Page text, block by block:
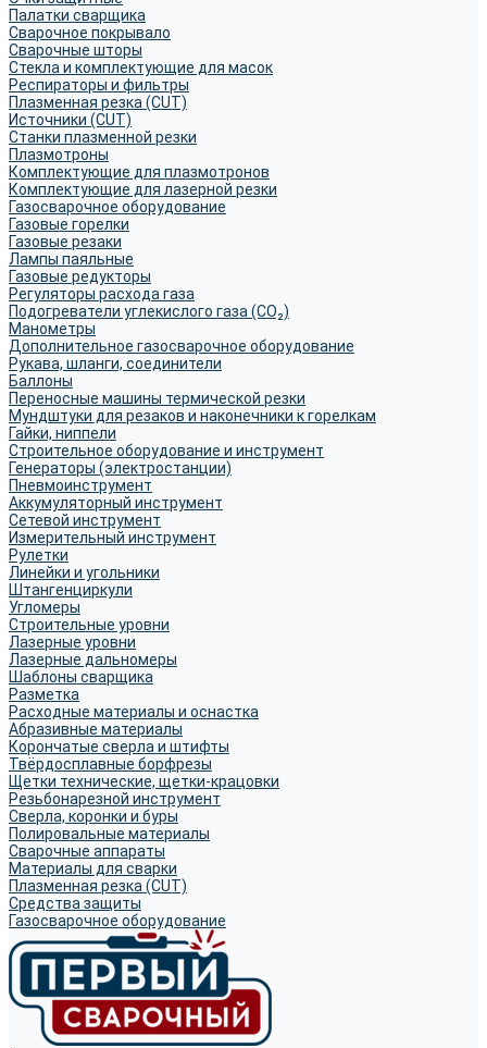
Палатки сварщика
Сварочное покрывало
Сварочные шторы
Стекла и комплектующие для масок
Респираторы и фильтры
Плазменная резка (CUT)
Источники (CUT)
Станки плазменной резки
Плазмотроны
Комплектующие для плазмотронов
Комплектующие для лазерной резки
Газосварочное оборудование
Газовые горелки
Газовые резаки
Лампы паяльные
Газовые редукторы
Регуляторы расхода газа
Подогреватели углекислого газа (CO₂)
Манометры
Дополнительное газосварочное оборудование
Рукава, шланги, соединители
Баллоны
Переносные машины термической резки
Мундштуки для резаков и наконечники к горелкам
Гайки, ниппели
Строительное оборудование и инструмент
Генераторы (электростанции)
Пневмоинструмент
Аккумуляторный инструмент
Сетевой инструмент
Измерительный инструмент
Рулетки
Линейки и угольники
Штангенциркули
Угломеры
Строительные уровни
Лазерные уровни
Лазерные дальномеры
Шаблоны сварщика
Разметка
Расходные материалы и оснастка
Абразивные материалы
Корончатые сверла и штифты
Твёрдосплавные борфрезы
Щетки технические, щетки-крацовки
Резьбонарезной инструмент
Сверла, коронки и буры
Полировальные материалы
Сварочные аппараты
Материалы для сварки
Плазменная резка (CUT)
Средства защиты
Газосварочное оборудование